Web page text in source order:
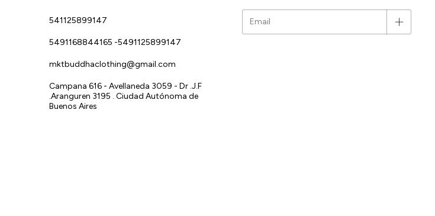
541125899147
5491168844165 -5491125899147
mktbuddhaclothing@gmail.com
Campana 616 - Avellaneda 3059 - Dr .J.F
.Aranguren 3195 . Ciudad Autónoma de
Buenos Aires